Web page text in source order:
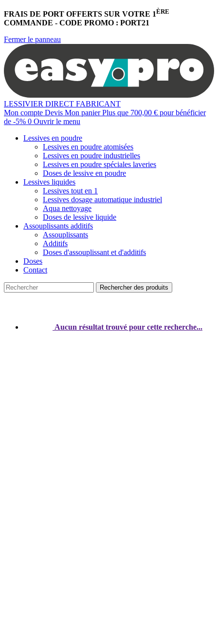
FRAIS DE PORT OFFERTS SUR VOTRE 1ÈRE
COMMANDE - CODE PROMO : PORT21
Fermer le panneau
LESSIVIER DIRECT FABRICANT
Mon compte Devis Mon panierPlus que 700,00 € pour bénéficier
de -5% 0 Ouvrir le menu
Lessives en poudre
Lessives en poudre atomisées
Lessives en poudre industrielles
Lessives en poudre spéciales laveries
Doses de lessive en poudre
Lessives liquides
Lessives tout en 1
Lessives dosage automatique industriel
Aqua nettoyage
Doses de lessive liquide
Assouplissants additifs
Assouplissants
Additifs
Doses d'assouplissant et d'additifs
Doses
Contact
Rechercher des produits
Aucun résultat trouvé pour cette recherche...